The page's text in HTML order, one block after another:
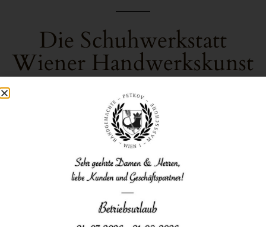
Die Schuhwerkstatt
Wiener Handwerkskunst
“ÄLTESTE SCHUHWERKSTATT IN DER
DIE VON BEGINN AN REPARATUREN & MASSSCHUHE IN H
ÖCHSTER QUALITÄT UND EXQUISITÄT GEFERTIGT HAT”
HERZLICH WILLKOMMEN !